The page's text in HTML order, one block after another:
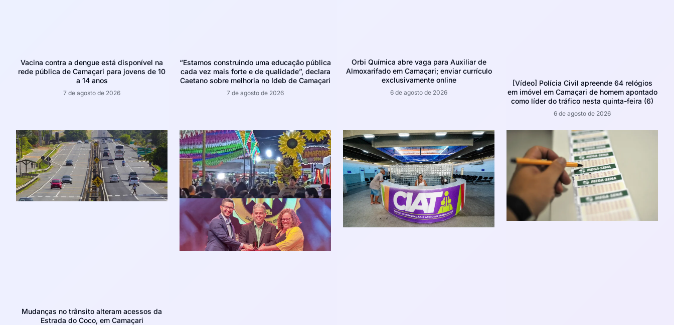
Vacina contra a dengue está disponível na
rede pública de Camaçari para jovens de 10
a 14 anos
7 de agosto de 2026
“Estamos construindo uma educação pública
cada vez mais forte e de qualidade”, declara
Caetano sobre melhoria no Ideb de Camaçari
7 de agosto de 2026
Orbi Química abre vaga para Auxiliar de
Almoxarifado em Camaçari; enviar currículo
exclusivamente online
6 de agosto de 2026
[Vídeo] Polícia Civil apreende 64 relógios
em imóvel em Camaçari de homem apontado
como líder do tráfico nesta quinta-feira (6)
6 de agosto de 2026
Mudanças no trânsito alteram acessos da
Estrada do Coco, em Camaçari